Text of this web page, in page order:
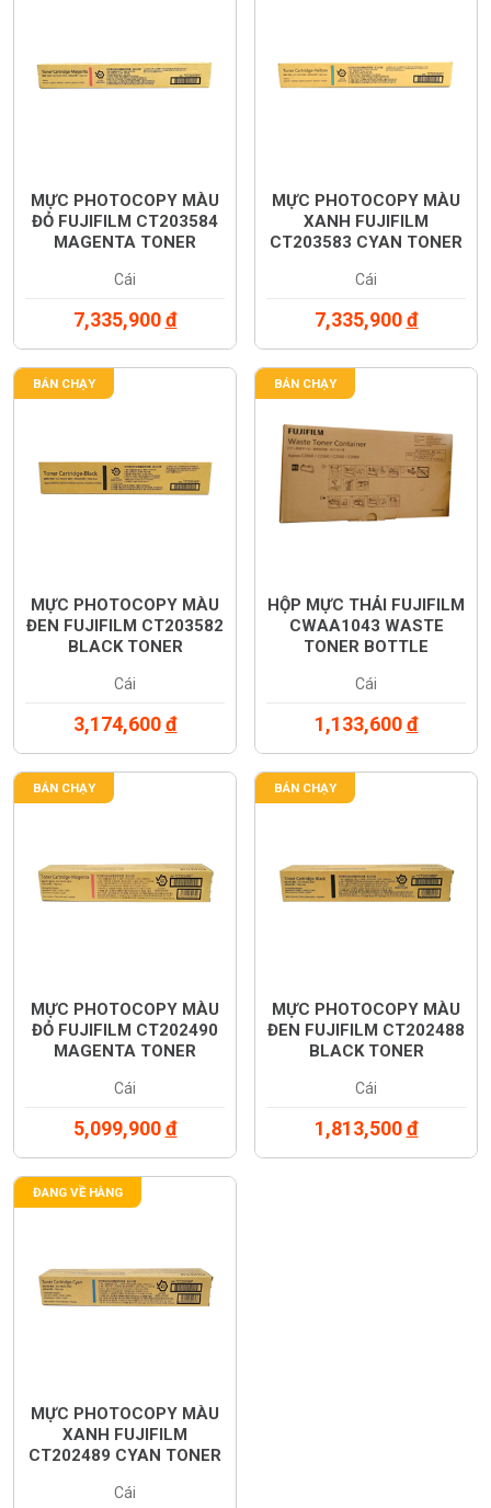
MỰC PHOTOCOPY MÀU
ĐỎ FUJIFILM CT203584
MAGENTA TONER
Cái
7,335,900đ
MỰC PHOTOCOPY MÀU
XANH FUJIFILM
CT203583 CYAN TONER
Cái
7,335,900đ
BÁN CHẠY
MỰC PHOTOCOPY MÀU
ĐEN FUJIFILM CT203582
BLACK TONER
Cái
3,174,600đ
BÁN CHẠY
HỘP MỰC THẢI FUJIFILM
CWAA1043 WASTE
TONER BOTTLE
Cái
1,133,600đ
BÁN CHẠY
MỰC PHOTOCOPY MÀU
ĐỎ FUJIFILM CT202490
MAGENTA TONER
Cái
5,099,900đ
BÁN CHẠY
MỰC PHOTOCOPY MÀU
ĐEN FUJIFILM CT202488
BLACK TONER
Cái
1,813,500đ
ĐANG VỀ HÀNG
MỰC PHOTOCOPY MÀU
XANH FUJIFILM
CT202489 CYAN TONER
Cái